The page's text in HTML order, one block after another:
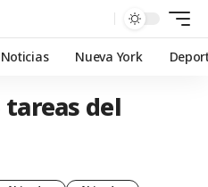
Noticias Nueva York
tareas del